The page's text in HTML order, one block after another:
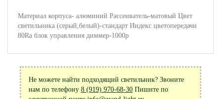
Материал корпуса- алюминий Рассеиватель-матовый Цвет
светильника (серый,белый)-стандарт Индекс цветопередачи
80Ra блок управления диммер-1000р
Не можете найти подходящий светильник? Звоните
нам по телефону 8 (919) 970-68-30 Пишите по